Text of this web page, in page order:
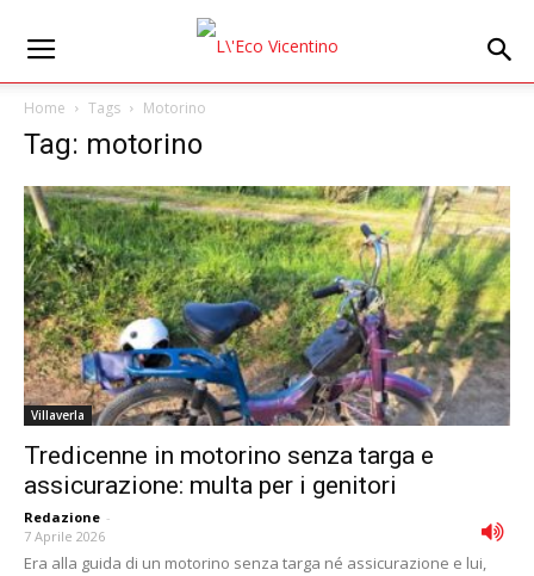
Home Tags Motorino
Tag: motorino
Villaverla
Tredicenne in motorino senza targa e
assicurazione: multa per i genitori
Redazione -
7 Aprile 2026
Era alla guida di un motorino senza targa né assicurazione e lui,